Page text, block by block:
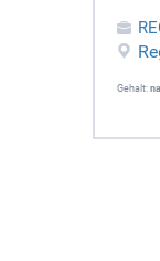
Gehalt: